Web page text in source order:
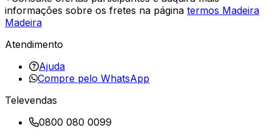
informações sobre os fretes na página termos Madeira
Madeira
Atendimento
Ajuda
Compre pelo WhatsApp
Televendas
0800 080 0099